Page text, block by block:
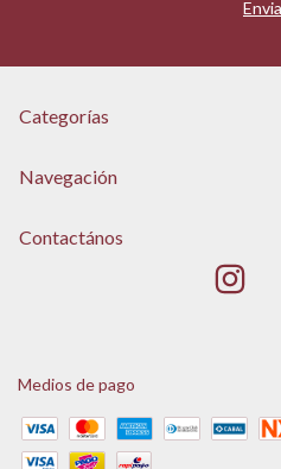
Categorías
Navegación
Contactános
Medios de pago